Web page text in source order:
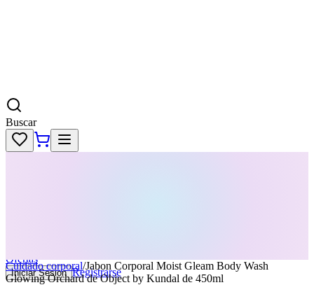
Buscar
Ofertas
Iniciar Sesion Registrarse
Cuidado corporal/Jabon Corporal Moist Gleam Body Wash
Glowing Orchard de Object by Kundal de 450ml